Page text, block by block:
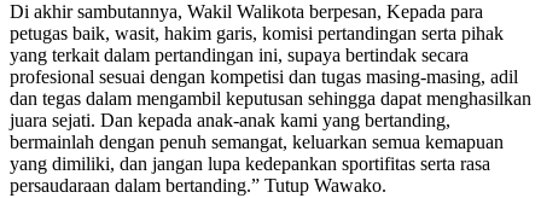
Di akhir sambutannya, Wakil Walikota berpesan, Kepada para
petugas baik, wasit, hakim garis, komisi pertandingan serta pihak
yang terkait dalam pertandingan ini, supaya bertindak secara
profesional sesuai dengan kompetisi dan tugas masing-masing, adil
dan tegas dalam mengambil keputusan sehingga dapat menghasilkan
juara sejati. Dan kepada anak-anak kami yang bertanding,
bermainlah dengan penuh semangat, keluarkan semua kemapuan
yang dimiliki, dan jangan lupa kedepankan sportifitas serta rasa
persaudaraan dalam bertanding.” Tutup Wawako.